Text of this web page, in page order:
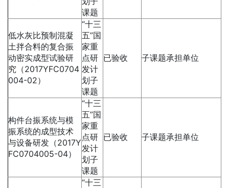
课题
低水灰比预制混凝
土拌合料的复合振
动密实成型试验研
究（2017YFC0704
004-02）
“十三
五”国
家重
点研
发计
划子
课题
已验收 子课题承担单位
构件台振系统与模
振系统的成型技术
与设备研发（2017Y
FC0704005-04）
“十三
五”国
家重
点研
发计
划子
课题
已验收 子课题承担单位
“十三